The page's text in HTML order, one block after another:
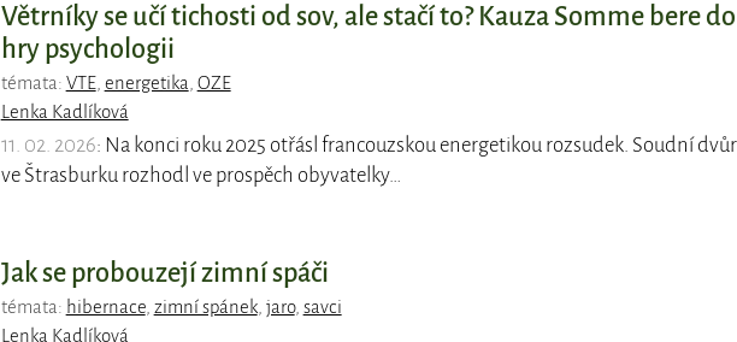
Větrníky se učí tichosti od sov, ale stačí to? Kauza Somme bere do
hry psychologii
témata: VTE, energetika OZE
Lenka Kadlíková
11. 02. 2026: Na konci roku 2025 otřásl francouzskou energetikou rozsudek. Soudní dvůr
ve Štrasburku rozhodl ve prospěch obyvatelky…
Jak se probouzejí zimní spáči
témata: hibernace, zimní spánek, jaro, savci
Lenka Kadlíková